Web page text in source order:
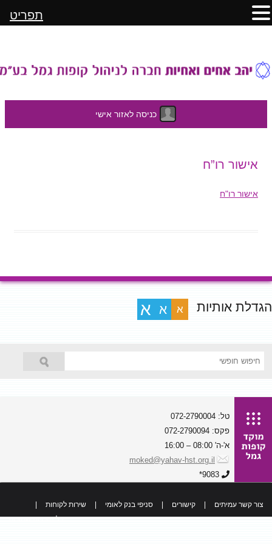
כניסה לאזור אישי
אישור רו”ח
אישור רו"ח
הגדלת אותיות א א א
טל: 072-2790004
פקס: 072-2790094
א'-ה' 08:00 – 16:00
moked@yahav-hst.org.il
9083*
צור קשר עמיתים קישורים סניפי בנק לאומי שירות לקוחות
כל הזכויות שמורות
תפריט